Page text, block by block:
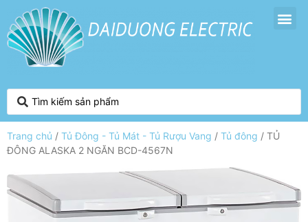
Trang chủ / Tủ Đông - Tủ Mát - Tủ Rượu Vang / Tủ đông / TỦ
ĐÔNG ALASKA 2 NGĂN BCD-4567N